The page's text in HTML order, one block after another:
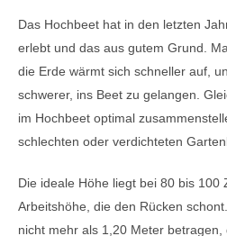
Das Hochbeet hat in den letzten
erlebt und das aus gutem Grund.
die Erde wärmt sich schneller auf,
schwerer, ins Beet zu gelangen.
im Hochbeet optimal
schlechten oder verdichteten
Die ideale Höhe liegt bei 80 bis 100
Arbeitshöhe, die den Rücken
nicht mehr als 1,20 Meter betragen,